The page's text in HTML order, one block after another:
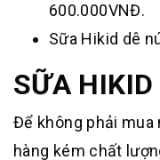
600.000VNĐ.
Sữa Hikid dê
SỮA
Để không phải mua
hàng kém chất